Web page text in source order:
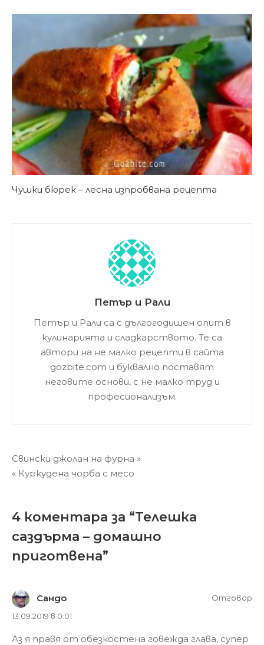
Чушки бюрек – лесна изпробвана рецепта
Петър и Рали
Петър и Рали са с дългогодишен опит в
кулинарията и сладкарството. Те са
автори на не малко рецепти в сайта
gozbite.com и буквално поставят
неговите основи, с не малко труд и
професионализъм.
Навигация
Свински джолан на фурна »
« Куркудена чорба с месо
4 коментара за “Телешка
саздърма – домашно
приготвена”
Сандо
13.09.2019 в 0:01
Аз я правя от обезкостена говежда глава, супер
Отговор